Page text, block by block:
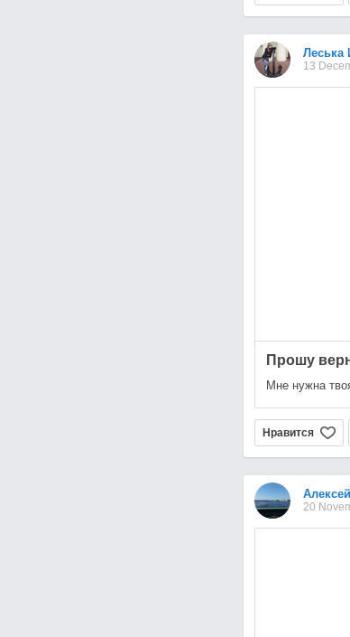
Леська
13
Прошу
Мне нужна
Нравится
20